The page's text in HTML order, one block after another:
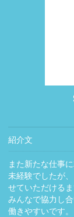
紹介文
また新たな仕事
未経験でしたが
せていただける
みんなで協力し
働きやすいです。